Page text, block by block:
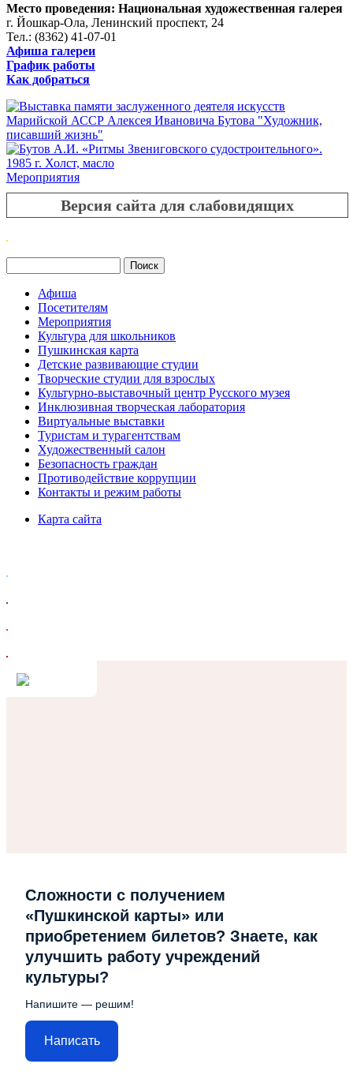
Место проведения: Национальная художественная галерея
г. Йошкар-Ола, Ленинский проспект, 24
Тел.: (8362) 41-07-01
Афиша галереи
График работы
Как добраться
Мероприятия
Версия сайта для слабовидящих
Афиша
Посетителям
Мероприятия
Культура для школьников
Пушкинская карта
Детские развивающие студии
Творческие студии для взрослых
Культурно-выставочный центр Русского музея
Инклюзивная творческая лаборатория
Виртуальные выставки
Туристам и турагентствам
Художественный салон
Безопасность граждан
Противодействие коррупции
Контакты и режим работы
Карта сайта
Сложности с получением
«Пушкинской карты» или
приобретением билетов? Знаете, как
улучшить работу учреждений
культуры?
Напишите — решим!
Написать